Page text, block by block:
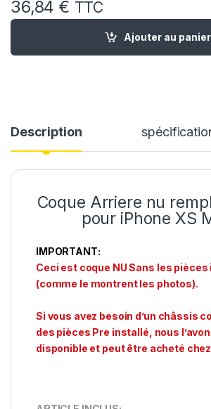
36,84 € TTC
quantité de Chassis Remplacement
Ajouter au panier
Description
Coque Arriere nu
pour iPhone XS
IMPORTANT:
Ceci est coque NU Sans les
(comme le montrent les photos).
Si vous avez besoin d’un châssis
des pièces Pre installé, nous
disponible et peut être acheté